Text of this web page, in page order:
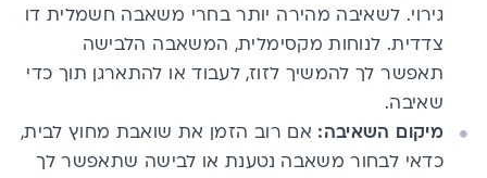
גירוי. לשאיבה מהירה יותר בחרי משאבה חשמלית דו
צדדית. לנוחות מקסימלית, המשאבה הלבישה
תאפשר לך להמשיך לזוז, לעבוד או להתארגן תוך כדי
שאיבה.
מיקום השאיבה: אם רוב הזמן את שואבת מחוץ לבית,
כדאי לבחור משאבה נטענת או לבישה שתאפשר לך